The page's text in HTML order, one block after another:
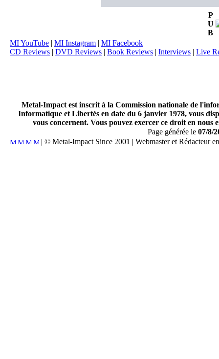
P
U
B
MI YouTube | MI Instagram | MI Facebook
CD Reviews | DVD Reviews | Book Reviews | Interviews | Live
Metal-Impact est inscrit à la Commission nationale de
Informatique et Libertés en date du 6 janvier 1978, vous
vous concernent. Vous pouvez exercer ce droit en
Page générée le 07/8/
| © Metal-Impact Since 2001 | Webmaster et Rédacteur